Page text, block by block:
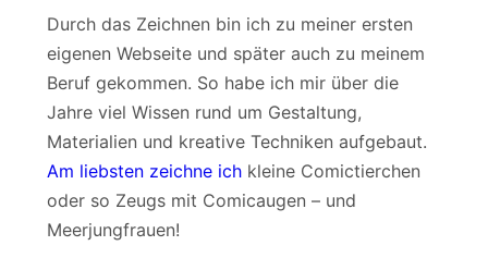
Durch das Zeichnen bin ich zu meiner ersten
eigenen Webseite und später auch zu meinem
Beruf gekommen. So habe ich mir über die
Jahre viel Wissen rund um Gestaltung,
Materialien und kreative Techniken aufgebaut.
Am liebsten zeichne ichkleine Comictierchen
oder so Zeugs mit Comicaugen – und
Meerjungfrauen!